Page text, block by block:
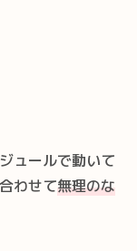
ュールで動いて
わせて無理のな